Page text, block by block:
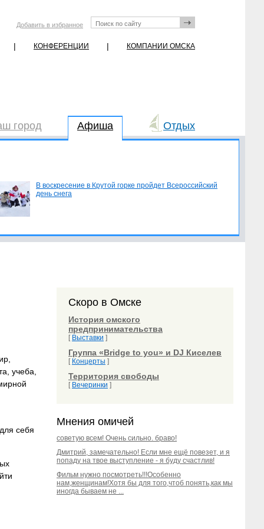
Добавить в избранное
| КОНФЕРЕНЦИИ | КОМПАНИИ ОМСКА
город Афиша Отдых
В воскресение в Крутой горке пройдет Всероссийский
день снега
учеба,
себя
Скоро в Омске
История омского
предпринимательства
[ Выставки ]
Группа «Bridge to you» и DJ Киселев
[ Концерты ]
Территория свободы
[ Вечеринки ]
Мнения омичей
советую всем! Очень сильно. браво!
Дмитрий, замечательно! Если мне ещё повезет, и я
попаду на твое выступление - я буду счастлив!
Фильм нужно посмотреть!!!Особенно
нам,женщинам!Хотя бы для того,чтоб понять,как мы
иногда бываем не ...